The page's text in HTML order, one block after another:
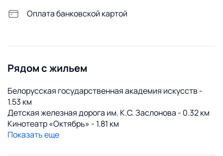
Оплата банковской картой
Рядом с жильем
Белорусская государственная академия искусств -
1.53 км
Детская железная дорога им. К.С. Заслонова - 0.32 км
Кинотеатр «Октябрь» - 1.81 км
Показать еще